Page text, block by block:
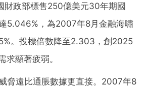
財政部標售250億美元30年期國
5.046%，為2007年8月金融海嘯
。投標倍數降至2.303，創2025
求顯著疲弱。
脅遠比通脹數據更直接。2007年8